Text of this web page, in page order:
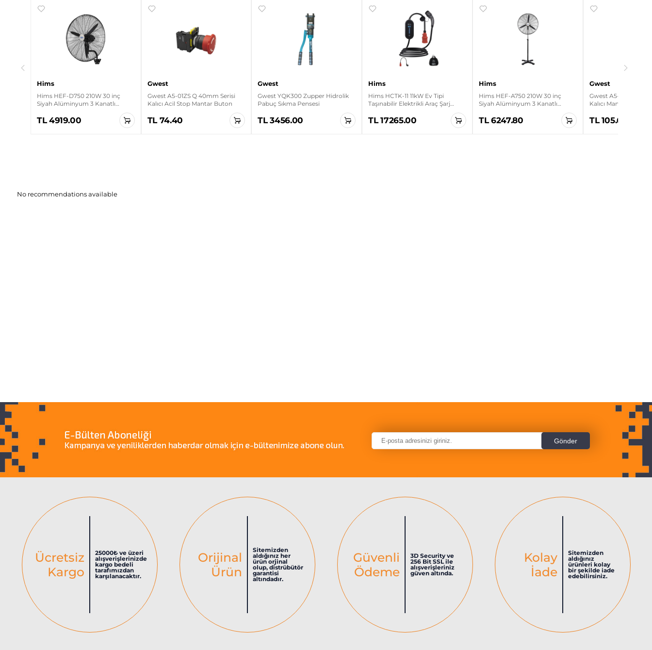
Hims
Hims HEF-D750 210W 30 inç
Siyah Alüminyum 3 Kanatlı
TL 4919.00
Gwest
Gwest A5-01ZS Q 40mm Serisi
Kalıcı Acil Stop Mantar Buton
TL 74.40
Gwest
Gwest YQK300 Zupper Hidrolik
Pabuç Sıkma Pensesi
TL 3456.00
Hims
Hims HCTK-11 11kW Ev Tipi
Taşınabilir Elektrikli Araç Şarj
TL 17265.00
Hims
Hims HEF-A750 210W 30 inç
Siyah Alüminyum 3 Kanatlı
TL 6247.80
Gwest
Gwest A5-10XD 1NO
Kalıcı Mandal Buton
TL 105.60
No recommendations available
Ücretsiz
Kargo
25000₺ ve üzeri
alışverişlerinizde
kargo bedeli
tarafımızdan
karşılanacaktır.
Orijinal
Ürün
Sitemizden
aldığınız her
ürün orjinal
olup, distrübütör
garantisi
altındadır.
Güvenli
Ödeme
3D Security ve
256 Bit SSL ile
alışverişleriniz
güven altında.
Kolay
İade
Sitemizden
aldığınız
ürünleri kolay
bir şekilde iade
edebilirsiniz.